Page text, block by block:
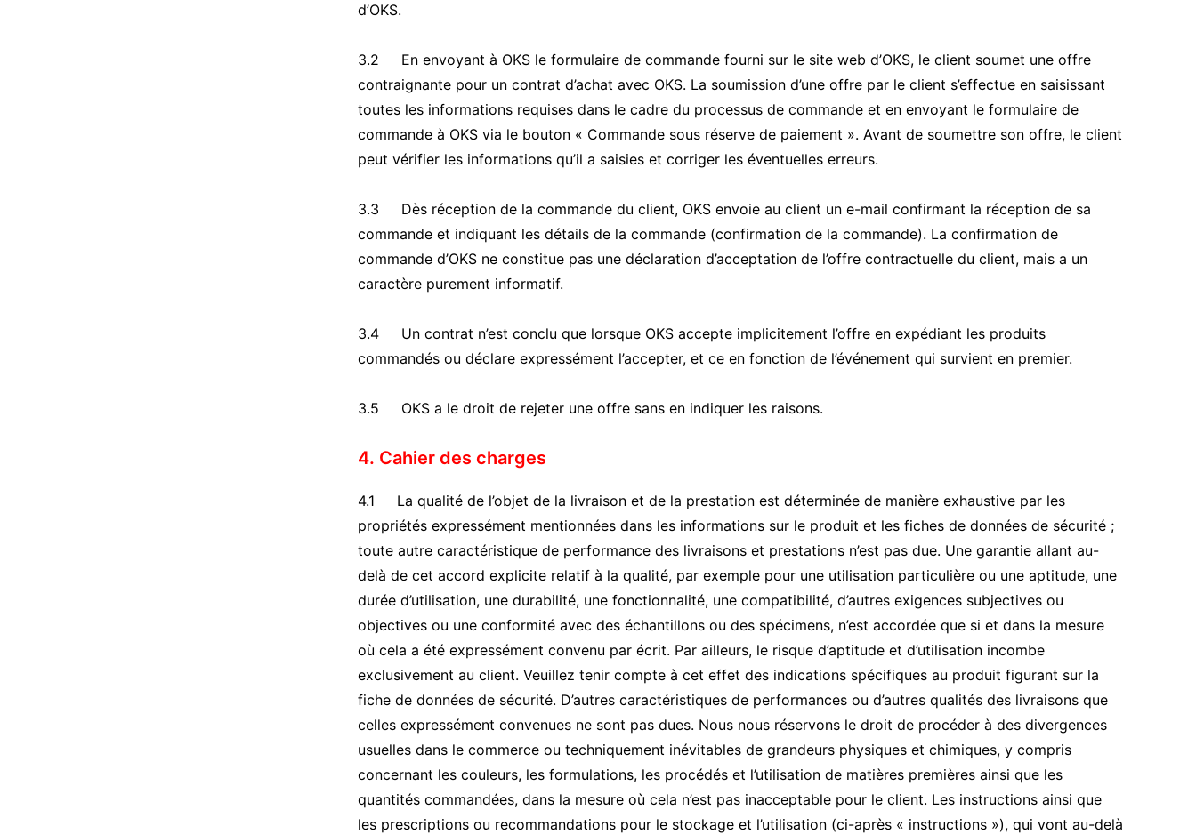
d’OKS.
3.2 En envoyant à OKS le formulaire de commande fourni sur le site web d’OKS, le client soumet une offre
contraignante pour un contrat d’achat avec OKS. La soumission d’une offre par le client s’effectue en saisissant
toutes les informations requises dans le cadre du processus de commande et en envoyant le formulaire de
commande à OKS via le bouton « Commande sous réserve de paiement ». Avant de soumettre son offre, le client
peut vérifier les informations qu’il a saisies et corriger les éventuelles erreurs.
3.3 Dès réception de la commande du client, OKS envoie au client un e-mail confirmant la réception de sa
commande et indiquant les détails de la commande (confirmation de la commande). La confirmation de
commande d’OKS ne constitue pas une déclaration d’acceptation de l’offre contractuelle du client, mais a un
caractère purement informatif.
3.4 Un contrat n’est conclu que lorsque OKS accepte implicitement l’offre en expédiant les produits
commandés ou déclare expressément l’accepter, et ce en fonction de l’événement qui survient en premier.
3.5 OKS a le droit de rejeter une offre sans en indiquer les raisons.
4. Cahier des charges
4.1 La qualité de l’objet de la livraison et de la prestation est déterminée de manière exhaustive par les
propriétés expressément mentionnées dans les informations sur le produit et les fiches de données de sécurité ;
toute autre caractéristique de performance des livraisons et prestations n’est pas due. Une garantie allant au-
delà de cet accord explicite relatif à la qualité, par exemple pour une utilisation particulière ou une aptitude, une
durée d’utilisation, une durabilité, une fonctionnalité, une compatibilité, d’autres exigences subjectives ou
objectives ou une conformité avec des échantillons ou des spécimens, n’est accordée que si et dans la mesure
où cela a été expressément convenu par écrit. Par ailleurs, le risque d’aptitude et d’utilisation incombe
exclusivement au client. Veuillez tenir compte à cet effet des indications spécifiques au produit figurant sur la
fiche de données de sécurité. D’autres caractéristiques de performances ou d’autres qualités des livraisons que
celles expressément convenues ne sont pas dues. Nous nous réservons le droit de procéder à des divergences
usuelles dans le commerce ou techniquement inévitables de grandeurs physiques et chimiques, y compris
concernant les couleurs, les formulations, les procédés et l’utilisation de matières premières ainsi que les
quantités commandées, dans la mesure où cela n’est pas inacceptable pour le client. Les instructions ainsi que
les prescriptions ou recommandations pour le stockage et l’utilisation (ci-après « instructions »), qui vont au-delà